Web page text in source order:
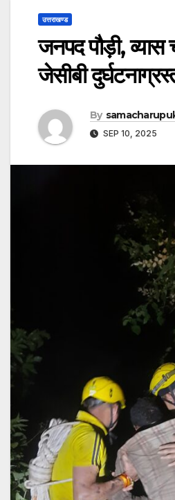
उत्तराखण्ड
जनपद पौड़ी, व्यास
जेसीबी
By
SEP 10, 2025